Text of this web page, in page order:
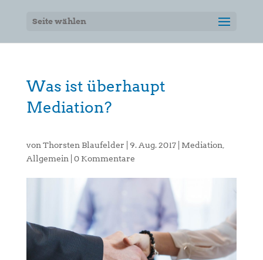
Seite wählen
Was ist überhaupt
Mediation?
von Thorsten Blaufelder 9. Aug. 2017| Mediation
Allgemein
0 Kommentare